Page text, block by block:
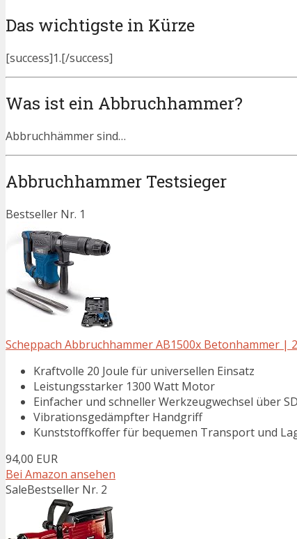
Das wichtigste in Kürze
[success]1.[/success]
Was ist ein Abbruchhammer?
Abbruchhämmer sind…
Abbruchhammer Testsieger
Bestseller Nr. 1
Scheppach Abbruchhammer AB1500x Betonhammer |
Kraftvolle 20 Joule für universellen Einsatz
Leistungsstarker 1300 Watt Motor
Einfacher und schneller Werkzeugwechsel über
Vibrationsgedämpfter Handgriff
Kunststoffkoffer für bequemen Transport und
94,00 EUR
Bei Amazon ansehen
SaleBestseller Nr. 2